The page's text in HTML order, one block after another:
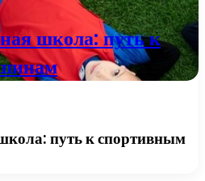
школа: путь к
путь к спортивным